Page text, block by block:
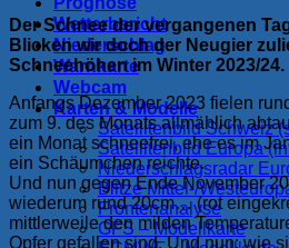
Wetterbericht
Niederschlag
Warnkarte
Webcam
Karten & Modelle
Satellitenbild Schweiz
Satellitenbild Europa
Niederschlagsradar
Blitze Mittel-/
Frontenanalyse
GFS – Modellkarte
Der Schnee der vergangenen
Blicken wir doch der Neugier
Schneehöhen im Winter 2023/24.
Anfangs Dezember 2023 fielen
zum 9. des Monats allmählich
ein Monat schneefrei, ehe es im
ein Schäumchen reichte.
Und nun gegen Ende November
wiederum rund 20cm… (rot
mittlerweile den milden
Opfer gefallen sind. Und nun: wie